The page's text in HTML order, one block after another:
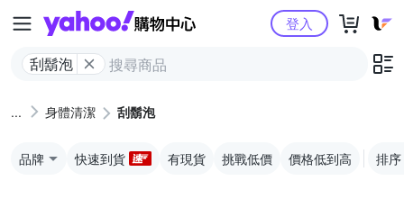
Yahoo購物中心
刮鬍泡
登入
身體清潔 刮鬍泡
品牌 快速到貨 有現貨 挑戰低價 價格低到高 排序